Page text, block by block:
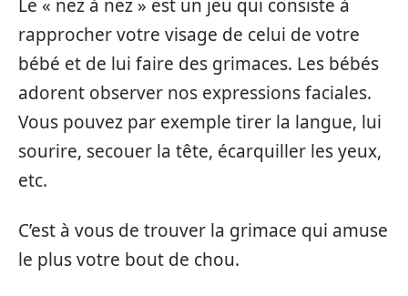
Le « nez à nez » est un jeu qui consiste à
rapprocher votre visage de celui de votre
bébé et de lui faire des grimaces. Les bébés
adorent observer nos expressions faciales.
Vous pouvez par exemple tirer la langue, lui
sourire, secouer la tête, écarquiller les yeux,
etc.
C’est à vous de trouver la grimace qui amuse
le plus votre bout de chou.